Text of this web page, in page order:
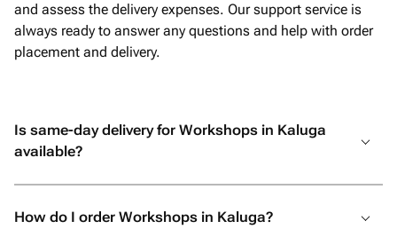
and assess the delivery expenses. Our support service is
always ready to answer any questions and help with order
placement and delivery.
Is same-day delivery for Workshops in Kaluga
available?
How do I order Workshops in Kaluga?